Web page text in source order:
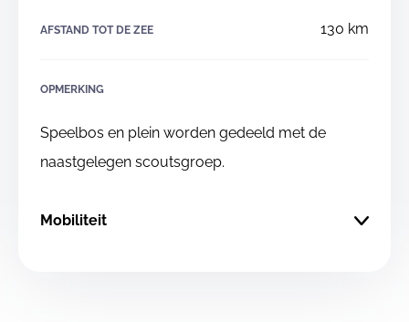
AFSTAND TOT DE ZEE 130 km
OPMERKING
Speelbos en plein worden gedeeld met de
naastgelegen scoutsgroep.
Mobiliteit